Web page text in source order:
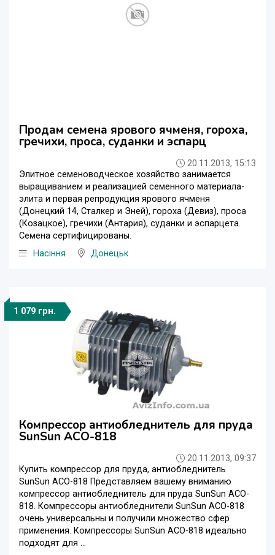
Продам семена ярового ячменя, гороха,
гречихи, проса, суданки и эспарц
20.11.2013, 15:13
Элитное семеноводческое хозяйство занимается
выращиванием и реализацией семенного материала-
элита и первая репродукция ярового ячменя
(Донецкий 14, Сталкер и Эней), гороха (Девиз), проса
(Козацкое), гречихи (Антария), суданки и эспарцета.
Семена сертифицированы.
Насіння
Донецьк
1 079 грн.
Компрессор антиобледнитель для пруда
SunSun ACO-818
20.11.2013, 09:37
Купить компрессор для пруда, антиобледнитель
SunSun ACO-818 Представляем вашему вниманию
компрессор антиобледнитель для пруда SunSun ACO-
818. Компрессоры антиобледнители SunSun ACO-818
очень универсальны и получили множество сфер
применения. Компрессоры SunSun ACO-818 идеально
подходят для ...